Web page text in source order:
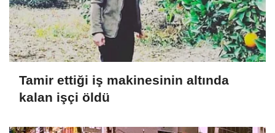
Tamir ettiği iş makinesinin altında
kalan işçi öldü